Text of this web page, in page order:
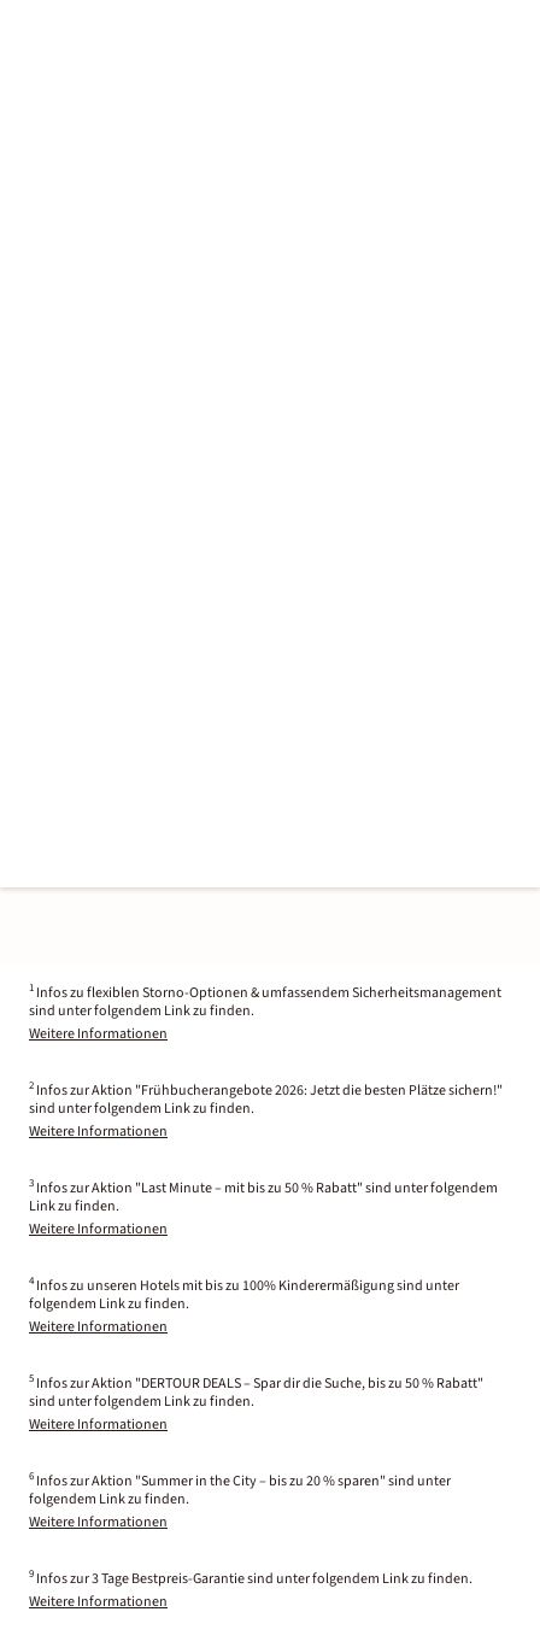
1 Infos zu flexiblen Storno-Optionen & umfassendem Sicherheitsmanagement
sind unter folgendem Link zu finden.
Weitere Informationen
2 Infos zur Aktion "Frühbucherangebote 2026: Jetzt die besten Plätze sichern!"
sind unter folgendem Link zu finden.
Weitere Informationen
3 Infos zur Aktion "Last Minute – mit bis zu 50 % Rabatt" sind unter folgendem
Link zu finden.
Weitere Informationen
4 Infos zu unseren Hotels mit bis zu 100% Kinderermäßigung sind unter
folgendem Link zu finden.
Weitere Informationen
5 Infos zur Aktion "DERTOUR DEALS – Spar dir die Suche, bis zu 50 % Rabatt"
sind unter folgendem Link zu finden.
Weitere Informationen
6 Infos zur Aktion "Summer in the City – bis zu 20 % sparen" sind unter
folgendem Link zu finden.
Weitere Informationen
9 Infos zur 3 Tage Bestpreis-Garantie sind unter folgendem Link zu finden.
Weitere Informationen